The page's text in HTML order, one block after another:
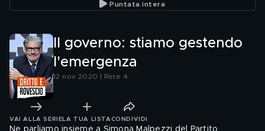
Puntata intera
Il governo: stiamo gestendo
l'emergenza
12 nov 2020 | Rete 4
VAI ALLA SERIE LA TUA LISTA CONDIVIDI
Ne parliamo insieme a Simona Malpezzi del Partito